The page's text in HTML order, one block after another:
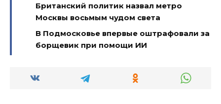
Британский политик назвал метро
Москвы восьмым чудом света
В Подмосковье впервые оштрафовали за
борщевик при помощи ИИ